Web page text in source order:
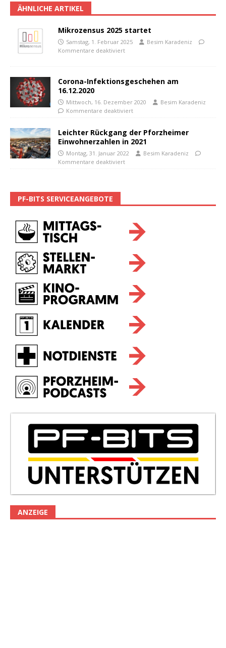
ÄHNLICHE ARTIKEL
Mikrozensus 2025 startet
Samstag, 1. Februar 2025
Besim Karadeniz
Kommentare deaktiviert
Corona-Infektionsgeschehen am
16.12.2020
Mittwoch, 16. Dezember 2020
Besim Karadeniz
Kommentare deaktiviert
Leichter Rückgang der Pforzheimer
Einwohnerzahlen in 2021
Montag, 31. Januar 2022
Besim Karadeniz
Kommentare deaktiviert
PF-BITS SERVICEANGEBOTE
ANZEIGE